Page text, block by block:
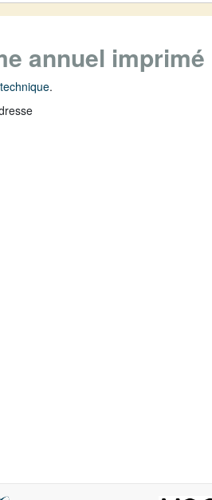
annuel imprimé
.